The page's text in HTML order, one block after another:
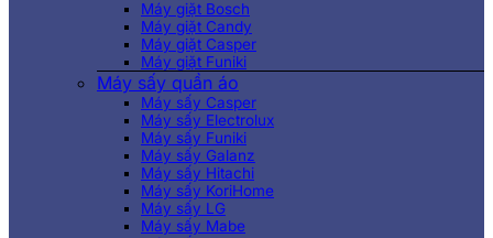
Máy giặt Bosch
Máy giặt Candy
Máy giặt Casper
Máy giặt Funiki
Máy sấy quần áo
Máy sấy Casper
Máy sấy Electrolux
Máy sấy Funiki
Máy sấy Galanz
Máy sấy Hitachi
Máy sấy KoriHome
Máy sấy LG
Máy sấy Mabe